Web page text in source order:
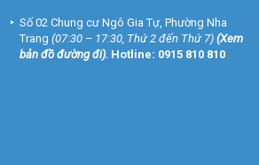
Số 02 Chung cư Ngô Gia Tự, Phường Nha
Trang (07:30 – 17:30, Thứ 2 đến Thứ 7) (Xem
bản đồ đường đi). Hotline: 0915 810 810